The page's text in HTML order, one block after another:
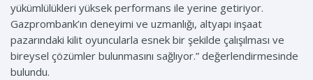
yükümlülükleri yüksek performans ile yerine getiriyor.
Gazprombank’ın deneyimi ve uzmanlığı, altyapı inşaat
pazarındaki kilit oyuncularla esnek bir şekilde çalışılması ve
bireysel çözümler bulunmasını sağlıyor.” değerlendirmesinde
bulundu.